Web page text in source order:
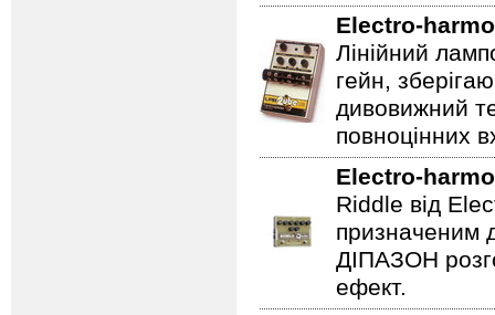
Electro-
Лінійний
гейн,
дивовижний
повноцінних
Electro-
Riddle від
призначеним
ДІПАЗОН
ефект.